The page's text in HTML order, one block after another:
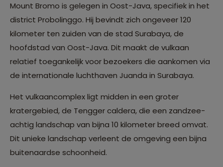
Mount Bromo is gelegen in Oost-Java, specifiek in het
district Probolinggo. Hij bevindt zich ongeveer 120
kilometer ten zuiden van de stad Surabaya, de
hoofdstad van Oost-Java. Dit maakt de vulkaan
relatief toegankelijk voor bezoekers die aankomen via
de internationale luchthaven Juanda in Surabaya.
Het vulkaancomplex ligt midden in een groter
kratergebied, de Tengger caldera, die een zandzee-
achtig landschap van bijna 10 kilometer breed omvat.
Dit unieke landschap verleent de omgeving een bijna
buitenaardse schoonheid.